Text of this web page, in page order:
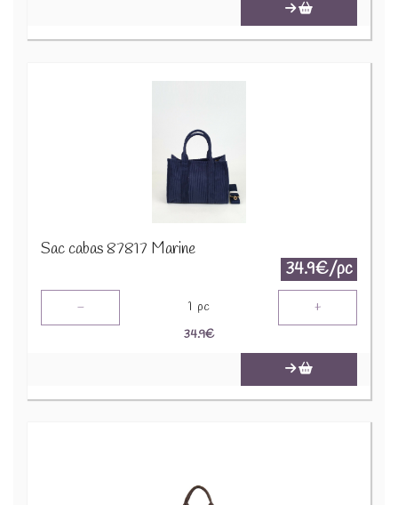
Sac cabas 87817 Marine
34.9€/pc
- 1 pc +
34.9€